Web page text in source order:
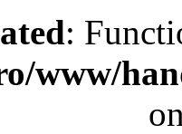
:
www/